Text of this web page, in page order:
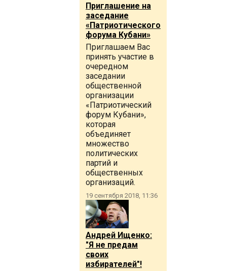
Приглашение на
заседание
«Патриотического
форума Кубани»
Приглашаем Вас
принять участие в
очередном
заседании
общественной
организации
«Патриотический
форум Кубани»,
которая
объединяет
множество
политических
партий и
общественных
организаций.
19 сентября 2018, 11:36
Андрей Ищенко:
"Я не предам
своих
избирателей"!